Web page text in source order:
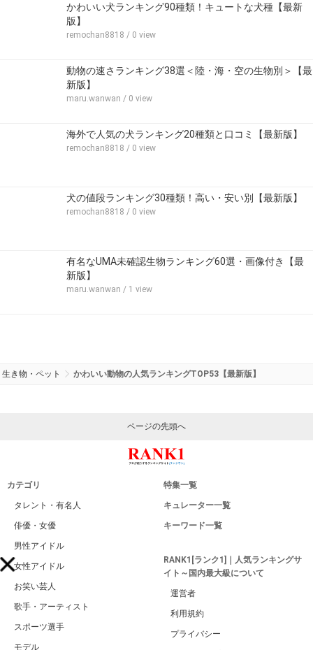
かわいい犬ランキング90種類！キュートな犬種【最新
版】
remochan8818 / 0 view
動物の速さランキング38選＜陸・海・空の生物別＞【最
新版】
maru.wanwan / 0 view
海外で人気の犬ランキング20種類と口コミ【最新版】
remochan8818 / 0 view
犬の値段ランキング30種類！高い・安い別【最新版】
remochan8818 / 0 view
有名なUMA未確認生物ランキング60選・画像付き【最
新版】
maru.wanwan / 1 view
生き物・ペット かわいい動物の人気ランキングTOP53【最新版】
ページの先頭へ
カテゴリ
タレント・有名人
俳優・女優
男性アイドル
女性アイドル
お笑い芸人
歌手・アーティスト
スポーツ選手
モデル
特集一覧
キュレーター一覧
キーワード一覧
RANK1[ランク1]｜人気ランキングサ
イト～国内最大級について
運営者
利用規約
プライバシー